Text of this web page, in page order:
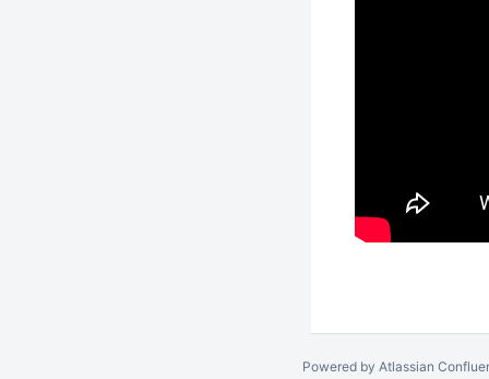
Powered by Atlassian